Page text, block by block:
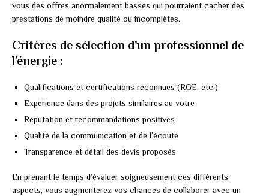
vous des offres anormalement basses qui pourraient cacher des
prestations de moindre qualité ou incomplètes.
Critères de sélection d’un professionnel de
l’énergie :
Qualifications et certifications reconnues (RGE, etc.)
Expérience dans des projets similaires au vôtre
Réputation et recommandations positives
Qualité de la communication et de l’écoute
Transparence et détail des devis proposés
En prenant le temps d’évaluer soigneusement ces différents
aspects, vous augmenterez vos chances de collaborer avec un